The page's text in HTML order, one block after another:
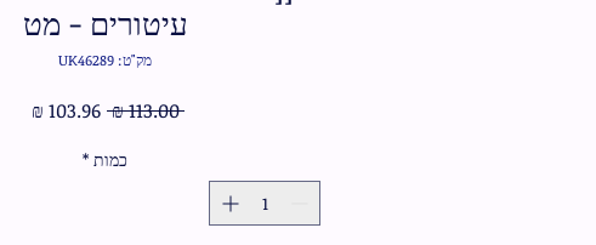
עיטורים - מט
מק"ט: UK46289
‏113.00 ‏₪
מחיר
כמות *